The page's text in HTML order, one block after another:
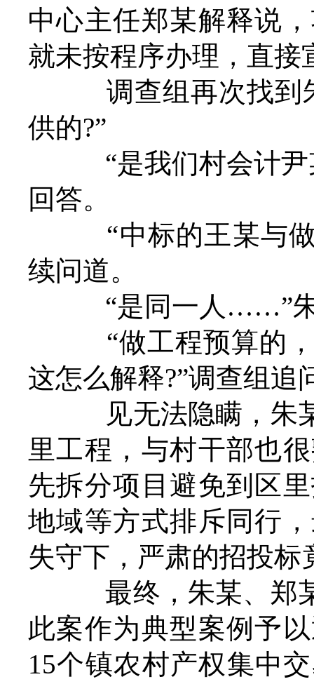
中心主任郑某解释说
就未按程序办理，直接
调查组再次找到朱
供的?”
“是我们村会计尹
回答。
“中标的王某与做
续问道。
“是同一人……”朱
“做工程预算的，
这怎么解释?”调查组追
见无法隐瞒，朱某
里工程，与村干部也
先拆分项目避免到区
地域等方式排斥同行
失守下，严肃的招投标
最终，朱某、郑某
此案作为典型案例予
15个镇农村产权集中